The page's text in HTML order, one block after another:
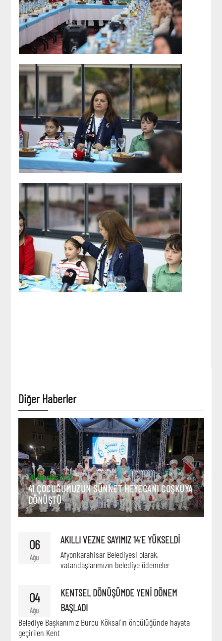
Diğer Haberler
08 Ağustos 2026
41 ÇOCUĞUMUZUN SÜNNET HEYECANI COŞKUYA
DÖNÜŞTÜ
06
Ağu
AKILLI VEZNE SAYIMIZ 14´E YÜKSELDİ
Afyonkarahisar Belediyesi olarak,
vatandaşlarımızın belediye ödemeler
04
Ağu
KENTSEL DÖNÜŞÜMDE YENİ DÖNEM
BAŞLADI
Belediye Başkanımız Burcu Köksal´ın öncülüğünde hayata
geçirilen Kent